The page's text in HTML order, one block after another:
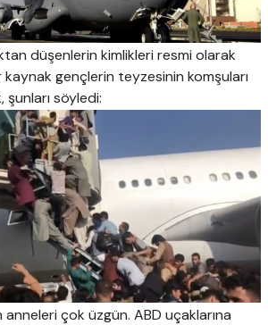
düşenlerin kimlikleri resmi olarak
gençlerin teyzesinin komşuları
söyledi:
çok üzgün. ABD uçaklarına